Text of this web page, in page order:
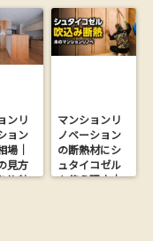
ンリ
ョン
場｜
見方
比較
マンションリ
ノベーション
の断熱材にシ
ュタイコゼル
を使う理由｜